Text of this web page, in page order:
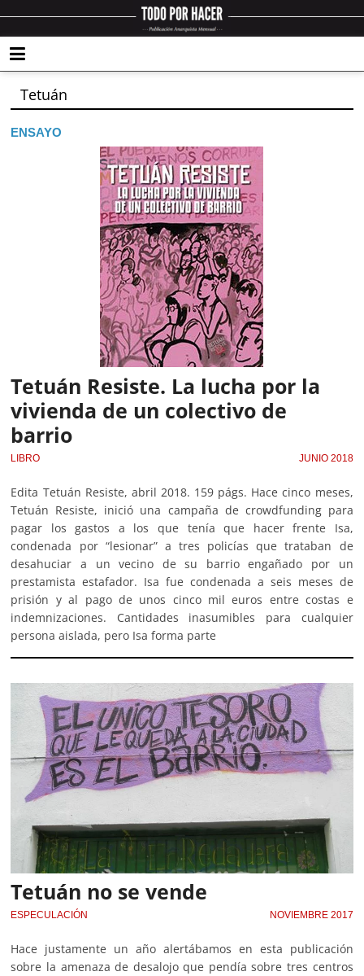
Tetuán
ENSAYO
Tetuán Resiste. La lucha por la
vivienda de un colectivo de
barrio
LIBRO JUNIO 2018
Edita Tetuán Resiste, abril 2018. 159 págs. Hace cinco meses,
Tetuán Resiste, inició una campaña de crowdfunding para
pagar los gastos a los que tenía que hacer frente Isa,
condenada por “lesionar” a tres policías que trataban de
desahuciar a un vecino de su barrio engañado por un
prestamista estafador. Isa fue condenada a seis meses de
prisión y al pago de unos cinco mil euros entre costas e
indemnizaciones. Cantidades inasumibles para cualquier
persona aislada, pero Isa forma parte
Tetuán no se vende
ESPECULACIÓN NOVIEMBRE 2017
Hace justamente un año alertábamos en esta publicación
sobre la amenaza de desalojo que pendía sobre tres centros